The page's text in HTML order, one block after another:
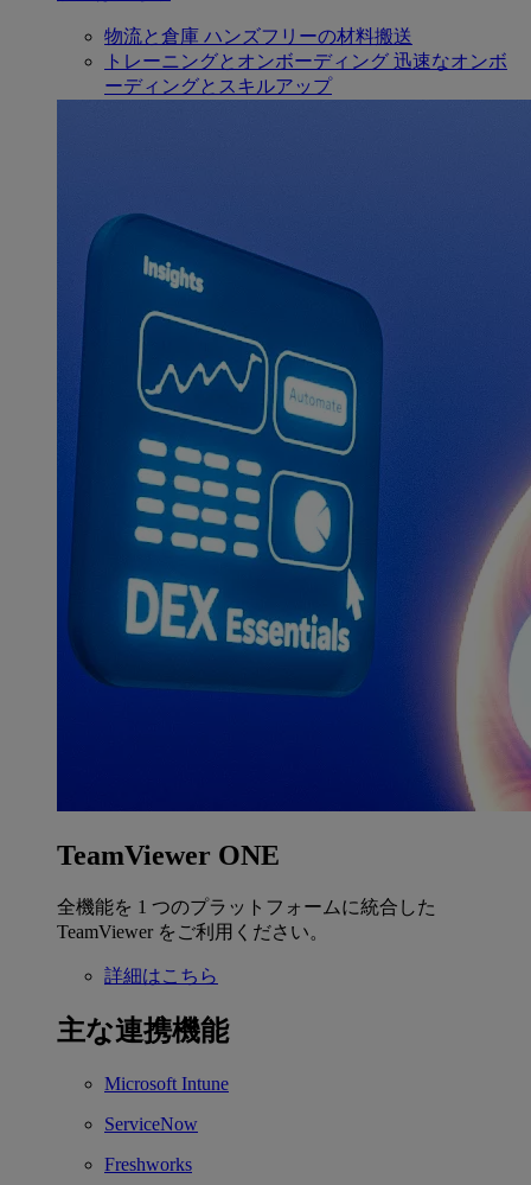
物流と倉庫 ハンズフリーの材料搬送
トレーニングとオンボーディング 迅速なオンボ
ーディングとスキルアップ
TeamViewer ONE
全機能を 1 つのプラットフォームに統合した
TeamViewer をご利用ください。
詳細はこちら
主な連携機能
Microsoft Intune
ServiceNow
Freshworks